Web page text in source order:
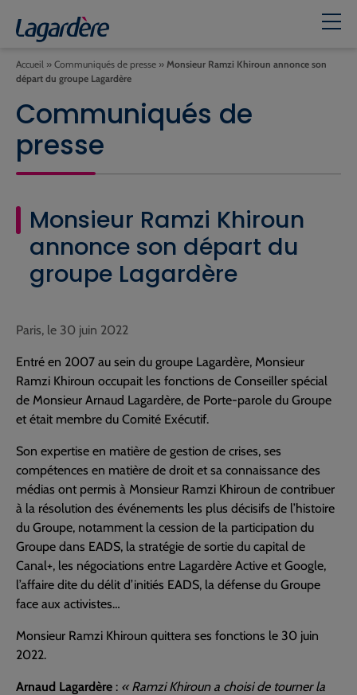
Accueil » Communiqués de presse » Monsieur Ramzi Khiroun annonce son
départ du groupe Lagardère
Communiqués de
presse
Monsieur Ramzi Khiroun
annonce son départ du
groupe Lagardère
Paris, le 30 juin 2022
Entré en 2007 au sein du groupe Lagardère, Monsieur
Ramzi Khiroun occupait les fonctions de Conseiller spécial
de Monsieur Arnaud Lagardère, de Porte-parole du Groupe
et était membre du Comité Exécutif.
Son expertise en matière de gestion de crises, ses
compétences en matière de droit et sa connaissance des
médias ont permis à Monsieur Ramzi Khiroun de contribuer
à la résolution des événements les plus décisifs de l’histoire
du Groupe, notamment la cession de la participation du
Groupe dans EADS, la stratégie de sortie du capital de
Canal+, les négociations entre Lagardère Active et Google,
l’affaire dite du délit d’initiés EADS, la défense du Groupe
face aux activistes…
Monsieur Ramzi Khiroun quittera ses fonctions le 30 juin
2022.
Arnaud Lagardère : « Ramzi Khiroun a choisi de tourner la